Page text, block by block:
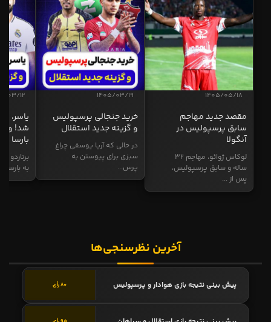
1405/05/18
مقصد جدید مهاجم
سابق پرسپولیس در
آنگولا
لوکاس ژوائو، مهاجم ۳۲
ساله و سابق پرسپولیس،
پس از ...
1405/03/19
خرید جنجالی پرسپولیس
و گزینه جدید استقلال
در حالی که آریا یوسفی چراغ
سبزی برای پیوستن به
پرس...
03/12
یاسر،
شد! و
بارسا
برناردو
به بارسا
آخرین نظرسنجی‌ها
پیش بینی نتیجه بازی هوادار و پرسپولیس 80 رأی